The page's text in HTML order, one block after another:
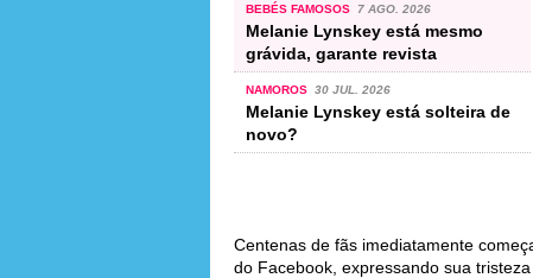
BEBÉS FAMOSOS 7 AGO. 2026
Melanie Lynskey está mesmo
grávida, garante revista
NAMOROS 30 JUL. 2026
Melanie Lynskey está solteira de
novo?
Centenas de fãs imediatamente
do Facebook, expressando sua